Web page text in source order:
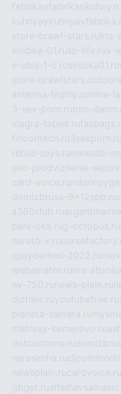
fabrikaofabrikaokuhny.ru
store-brawl-stars.rukts-
sindika-01.rusp-life.rux-
e-abis-1-c.rusindika01.ru
store-brawlstars.ru
antenna-highly.ru mine-
3-sex-porn.ruban-
viagra-tablet.ru
fincontech.ru3sexporn.ru
rebus-toys.ru minelab-
seo-prodvizhenie-
card-voice.ru
domizbrusa-9x12spb.ru
a380club.ru
perk-oka.rug-octopus.ru
naruto-x.ru
spayderhed-2022.ru
webamator.ru ma-
nv-750.ru news-plain.ru
dizfiles.ruyoutubefree.ru
planeta-samara.ru
matrasy-kemerovo.ru
dotcustoms.ru
narasimha.ru
newsplain.rucardvoice.ru
gbget.ru